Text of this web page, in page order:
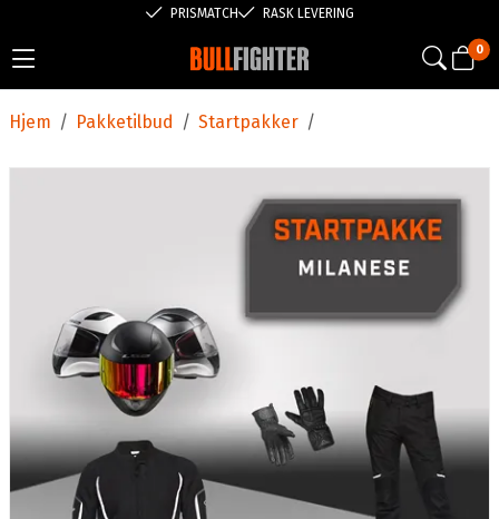
PRISMATCH RASK LEVERING
0
/
Hjem /
Pakketilbud /
Startpakker